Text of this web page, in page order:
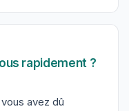
rapidement ?
avez dû